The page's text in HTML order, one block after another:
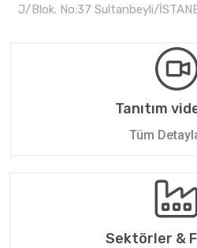
J/Blok. No:37 Sultanbeyli/
Tanıtım
Tüm
Sektörler &